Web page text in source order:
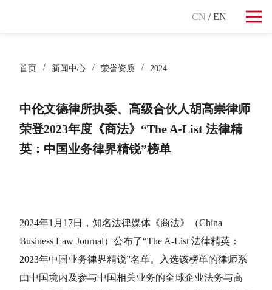
CN / EN
首页 新闻中心 荣誉资质 2024
中伦文德律所执委、高级合伙人胡高崇律师
荣登2023年度《商法》“The A-List 法律精
英：中国业务律界精锐”榜单
2024年1月17日，知名法律媒体《商法》（China
Business Law Journal）公布了“The A-List 法律精英：
2023年中国业务律界精锐”名单。入选该榜单的律师系
由中国境内及参与中国相关业务的全球企业法务与高